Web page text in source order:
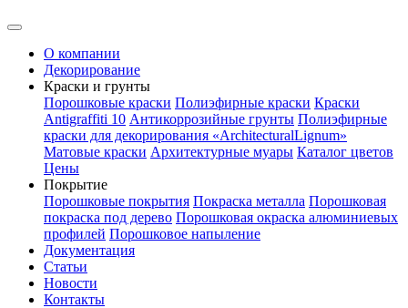
О компании
Декорирование
Краски и грунты
Порошковые краски Полиэфирные краски Краски
Antigraffiti 10 Антикоррозийные грунты Полиэфирные
краски для декорирования «ArchitecturalLignum»
Матовые краски Архитектурные муары Каталог цветов
Цены
Покрытие
Порошковые покрытия Покраска металла Порошковая
покраска под дерево Порошковая окраска алюминиевых
профилей Порошковое напыление
Документация
Статьи
Новости
Контакты